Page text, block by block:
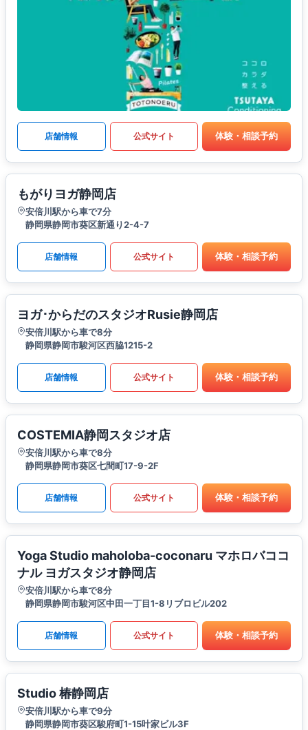
店舗情報 公式サイト 体験・相談予約
もがりヨガ静岡店
安倍川駅から車で7分
静岡県静岡市葵区新通り2-4-7
店舗情報 公式サイト 体験・相談予約
ヨガ･からだのスタジオRusie静岡店
安倍川駅から車で8分
静岡県静岡市駿河区西脇1215-2
店舗情報 公式サイト 体験・相談予約
COSTEMIA静岡スタジオ店
安倍川駅から車で8分
静岡県静岡市葵区七間町17-9-2F
店舗情報 公式サイト 体験・相談予約
Yoga Studio maholoba-coconaru マホロバココ
ナル ヨガスタジオ静岡店
安倍川駅から車で8分
静岡県静岡市駿河区中田一丁目1-8リブロビル202
店舗情報 公式サイト 体験・相談予約
Studio 椿静岡店
安倍川駅から車で9分
静岡県静岡市葵区駿府町1-15叶家ビル3F